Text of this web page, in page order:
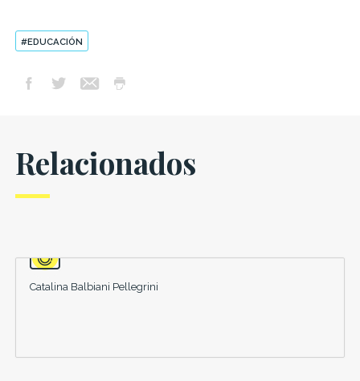
#EDUCACIÓN
Relacionados
Catalina Balbiani Pellegrini